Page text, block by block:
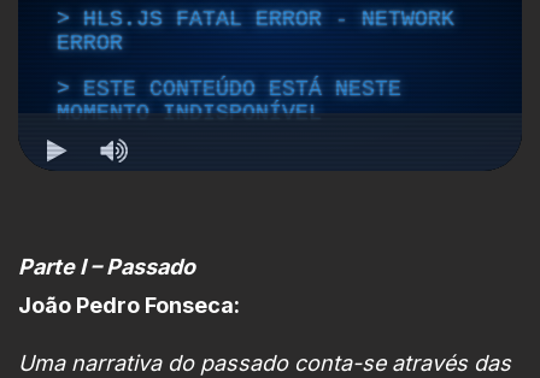
Parte I – Passado
João Pedro Fonseca:
Uma narrativa do passado conta-se através das